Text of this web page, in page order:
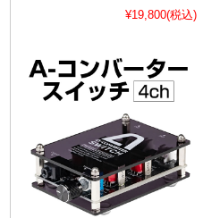
¥19,800(税込)